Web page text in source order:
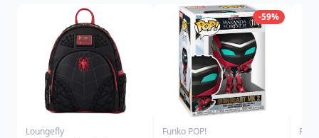
Loungefly
-59%
Funko POP!